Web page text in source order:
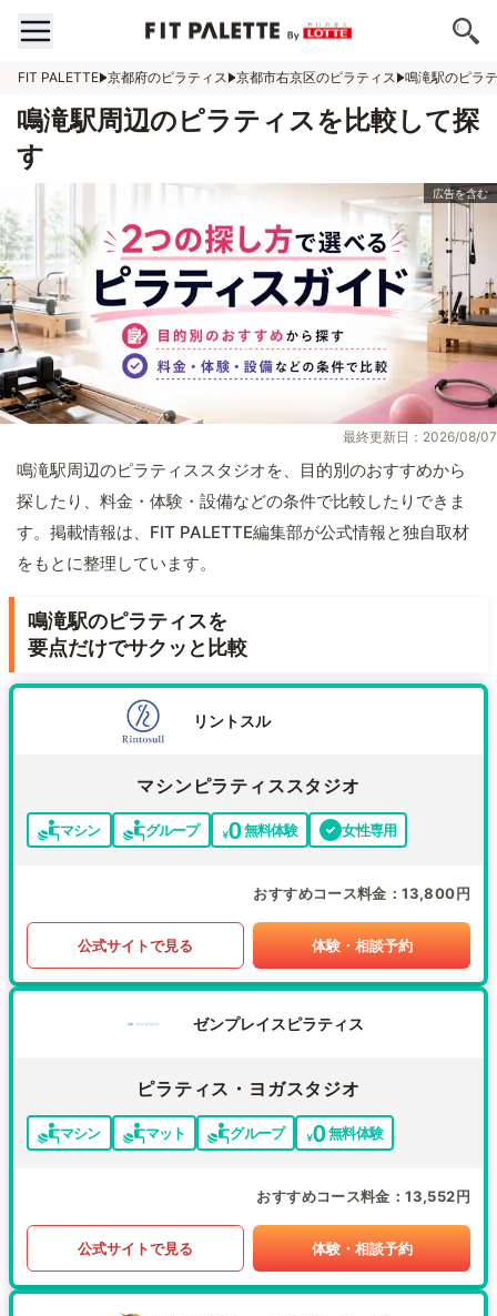
FIT PALETTE 京都府のピラティス 京都市右京区のピラティス 鳴滝駅のピラ
鳴滝駅周辺のピラティスを比較して探
す
最終更新日：2026/08/07
鳴滝駅周辺のピラティススタジオを、目的別のおすすめから
探したり、料金・体験・設備などの条件で比較したりできま
す。掲載情報は、FIT PALETTE編集部が公式情報と独自取材
をもとに整理しています。
鳴滝駅のピラティスを
要点だけでサクッと比較
リントスル
マシンピラティススタジオ
マシン グループ 無料体験 女性専用
おすすめコース料金 13,800円
公式サイトで見る 体験・相談予約
ゼンプレイスピラティス
ピラティス・ヨガスタジオ
マシン マット グループ 無料体験
おすすめコース料金 13,552円
公式サイトで見る 体験・相談予約